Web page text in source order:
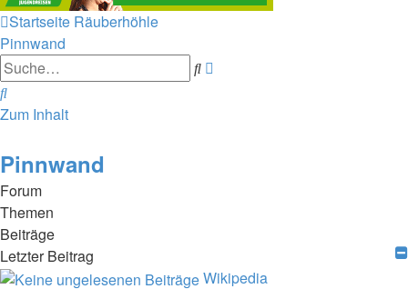
Startseite Räuberhöhle
Pinnwand
Suche
Suche
Zum Inhalt
Pinnwand
Forum
Themen
Beiträge
Letzter Beitrag
Wikipedia